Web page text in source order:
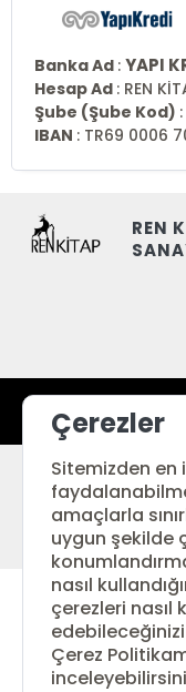
Banka Ad :YAPI
Hesap Ad : REN
Şube (Şube Kod) :
IBAN : TR69 0006
REN
© 2026 Ren Kitap.
Çerezler
Sitemizden en
amaçlarla
uygun şekilde
nasıl
çerezleri nasıl
Çerez